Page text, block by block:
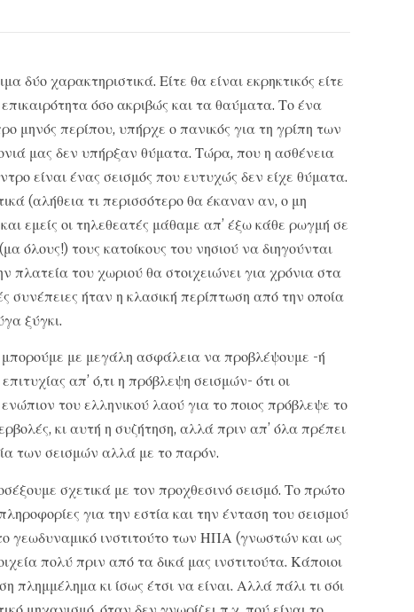
δύο χαρακτηριστικά. Είτε θα είναι εκρηκτικός είτε
όσο ακριβώς και τα θαύματα. Το ένα
μηνός περίπου, υπήρχε ο πανικός για τη γρίπη των
μας δεν υπήρξαν θύματα. Τώρα, που η ασθένεια
είναι ένας σεισμός που ευτυχώς δεν είχε θύματα.
(αλήθεια τι περισσότερο θα έκαναν αν, ο μη
εμείς οι τηλεθεατές μάθαμε απ’ έξω κάθε ρωγμή σε
όλους!) τους κατοίκους του νησιού να διηγούνται
πλατεία του χωριού θα στοιχειώνει για χρόνια στα
συνέπειες ήταν η κλασική περίπτωση από την οποία
ξύγκι.
μπορούμε με μεγάλη ασφάλεια να προβλέψουμε -ή
απ’ ό,τι η πρόβλεψη σεισμών- ότι οι
του ελληνικού λαού για το ποιος πρόβλεψε το
κι αυτή η συζήτηση, αλλά πριν απ’ όλα πρέπει
των σεισμών αλλά με το παρόν.
σχετικά με τον προχθεσινό σεισμό. Το πρώτο
για την εστία και την ένταση του σεισμού
γεωδυναμικό ινστιτούτο των ΗΠΑ (γνωστών και ως
πολύ πριν από τα δικά μας ινστιτούτα. Κάποιοι
πλημμέλημα κι ίσως έτσι να είναι. Αλλά πάλι τι σόι